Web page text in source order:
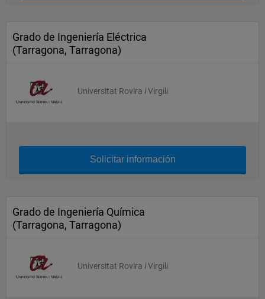
Grado de Ingeniería Eléctrica
(Tarragona, Tarragona)
Universitat Rovira i Virgili
Solicitar información
Grado de Ingeniería Química
(Tarragona, Tarragona)
Universitat Rovira i Virgili